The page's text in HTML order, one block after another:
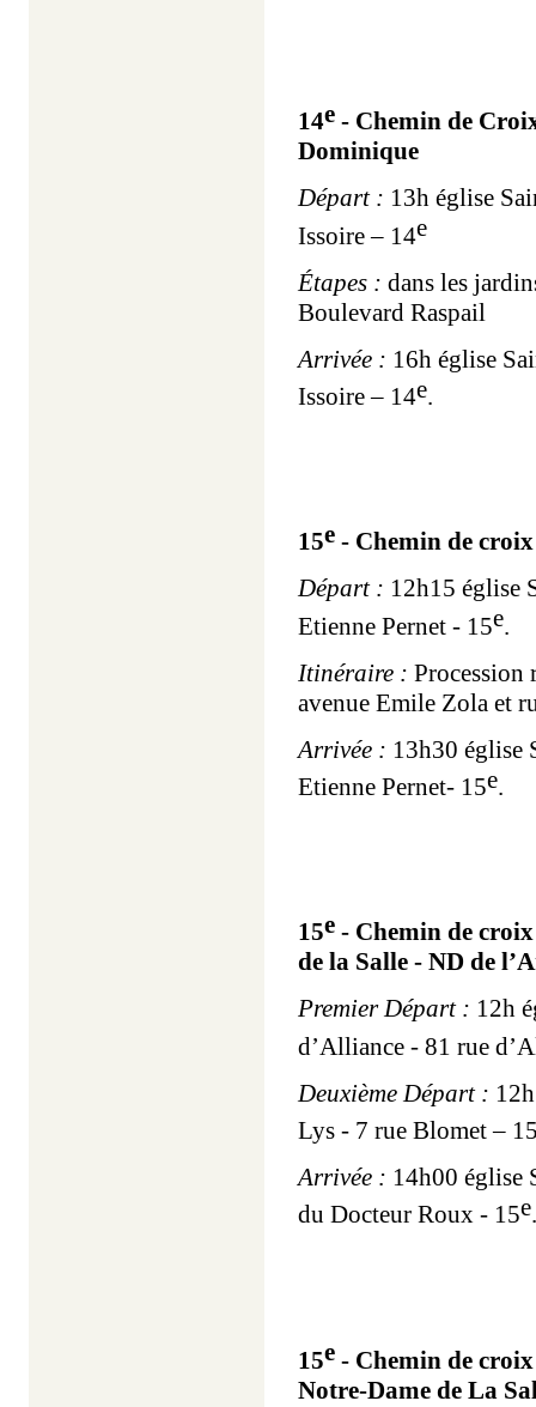
14e - Chemin de
Dominique
Départ : 13h église
Issoire – 14e
Étapes : dans les
Boulevard Raspail
Arrivée : 16h église
Issoire – 14e.
15e - Chemin de
Départ : 12h15 église
Etienne Pernet - 15e.
Itinéraire : Procession
avenue Emile Zola et
Arrivée : 13h30 église
Etienne Pernet- 15e.
15e - Chemin de
de la Salle - ND de
Premier Départ : 12h
d’Alliance - 81 rue
Deuxième Départ :
Lys - 7 rue Blomet –
Arrivée : 14h00 église
du Docteur Roux - 15e.
15e - Chemin de
Notre-Dame de La